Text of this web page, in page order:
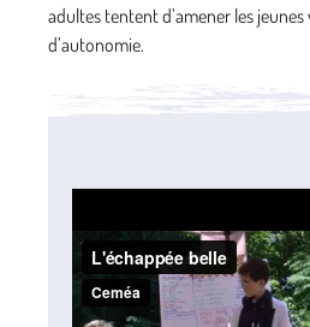
adultes tentent d’amener les
d’autonomie.